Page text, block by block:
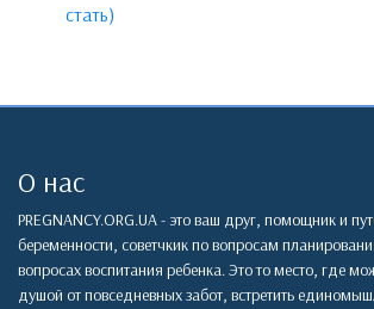
стать)
О нас
PREGNANCY.ORG.UA - это ваш друг, помощник и
беременности, советчкик по вопросам
вопросах воспитания ребенка. Это то место, где
душой от повседневных забот, встретить